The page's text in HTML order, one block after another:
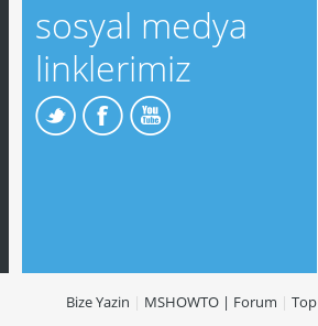
sosyal medya
linklerimiz
Bize Yazin | MSHOWTO | Forum | Top